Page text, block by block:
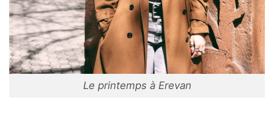
Le printemps à Erevan